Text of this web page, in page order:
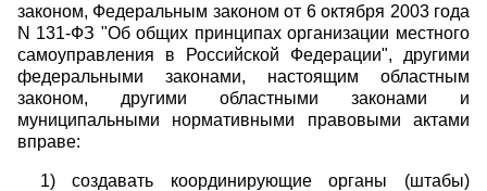
законом, Федеральным законом от 6 октября 2003 года
N 131-ФЗ "Об общих принципах организации местного
самоуправления в Российской Федерации", другими
федеральными законами, настоящим областным
законом, другими областными законами и
муниципальными нормативными правовыми актами
вправе:
1) создавать координирующие органы (штабы)